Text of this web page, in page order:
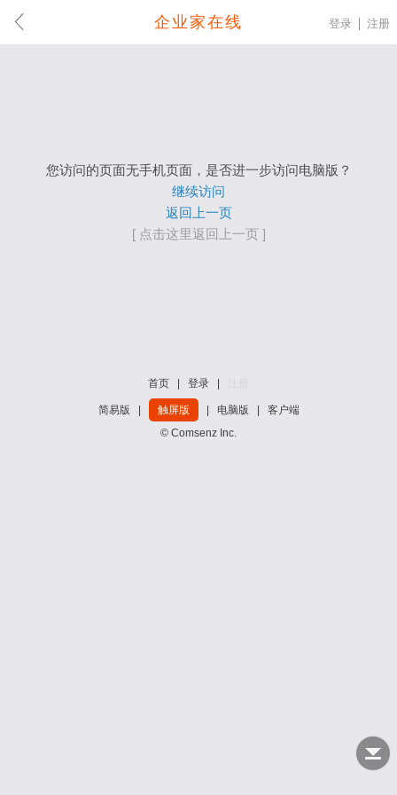
企业家在线 登录 注册
您访问的页面无手机页面，是否进一步访问电脑版？
继续访问
返回上一页
[ 点击这里返回上一页 ]
首页 登录
简易版 触屏版 电脑版
客户端
© Comsenz Inc.